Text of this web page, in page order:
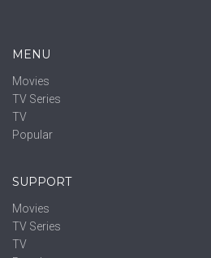
MENU
Movies
TV Series
TV
Popular
SUPPORT
Movies
TV Series
TV